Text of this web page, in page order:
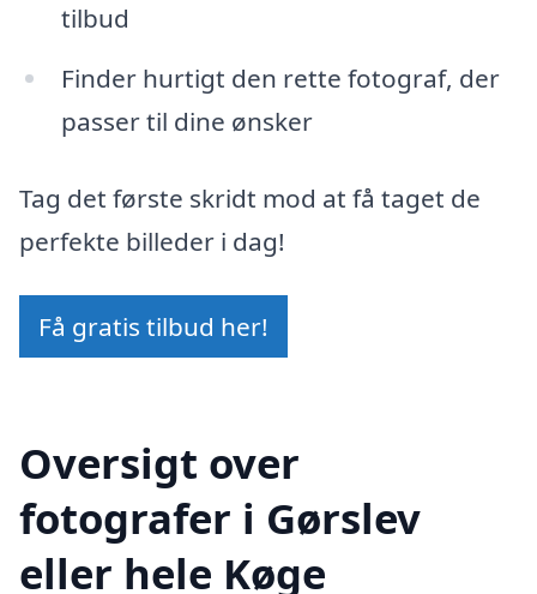
tilbud
Finder hurtigt den rette fotograf, der
passer til dine ønsker
Tag det første skridt mod at få taget de
perfekte billeder i dag!
Få gratis tilbud her!
Oversigt over
fotografer i Gørslev
eller hele Køge